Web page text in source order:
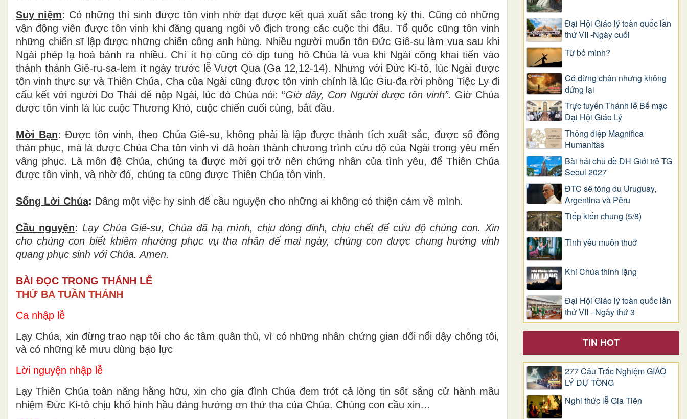
Suy niệm: Có những thí sinh được tôn vinh nhờ đạt được kết quả xuất sắc trong kỳ thi. Cũng có những
vận động viên được tôn vinh khi đăng quang ngôi vô địch trong các cuộc thi đấu. Tổ quốc cũng tôn vinh
những chiến sĩ lập được những chiến công anh hùng. Nhiều người muốn tôn Đức Giê-su làm vua sau khi
Ngài phép lạ hoá bánh ra nhiều. Chí ít họ cũng có dịp tung hô Chúa là vua khi Ngài công khai tiến vào
thành thánh Giê-ru-sa-lem ít ngày trước lễ Vượt Qua (Ga 12,12-14). Nhưng với Đức Ki-tô, lúc Ngài được
tôn vinh thực sự và Thiên Chúa, Cha của Ngài cũng được tôn vinh chính là lúc Giu-đa rời phòng Tiệc Ly đi
cấu kếtvới người Do Thái để nộp Ngài, lúc đó Chúa nói:“Giờ đây, Con Người được tôn vinh”. Giờ Chúa
được tôn vinh là lúc cuộc Thương Khó, cuộc chiến cuối cùng, bắt đầu.
Mời Bạn: Được tôn vinh, theo Chúa Giê-su, không phải là lập được thành tích xuất sắc, được số đông
thán phục, mà là được Chúa Cha tôn vinh vì đã hoàn thành chương trình cứu độ của Ngài trong yêu mến
vâng phục. Là môn đệ Chúa, chúng ta được mời gọi trở nên chứng nhân của tình yêu, để Thiên Chúa
được tôn vinh, và nhờ đó, chúng ta cũng được Thiên Chúa tôn vinh.
Sống Lời Chúa: Dâng một việc hy sinh để cầu nguyện cho những ai không có thiện cảm về mình.
Cầu nguyện: Lạy Chúa Giê-su, Chúa đã hạ mình, chịu đóng đinh, chịu chết để cứu độ chúng con. Xin
cho chúng con biết khiêm nhường phục vụ tha nhân để mai ngày, chúng con được chung hưởng vinh
quang phục sinh với Chúa. Amen.
BÀI ĐỌC TRONG THÁNH LỄ
THỨ BA TUẦN THÁNH
Ca nhập lễ
Lạy Chúa, xin đừng trao nạp tôi cho ác tâm quân thù, vì có những nhân chứng gian dối nổi dậy chống tôi,
và có những kẻ mưu dùng bạo lực
Lời nguyện nhập lễ
Lạy Thiên Chúa toàn năng hằng hữu, xin cho gia đình Chúa đem trót cả lòng tin sốt sắng cử hành mầu
nhiệm Ðức Ki-tô chịu khổ hình hầu đáng hưởng ơn thứ tha của Chúa. Chúng con cầu xin…
Đại Hội Giáo lý toàn quốc lần
thứ VII -Ngày cuối
Từ bỏ mình?
Có dừng chân nhưng không
đứng lại
Trực tuyến Thánh lễ Bế mạc
Đại Hội Giáo Lý
Thông điệp Magnifica
Humanitas
Bài hát chủ đề ĐH Giới trẻ TG
Seoul 2027
ĐTC sẽ tông du Uruguay,
Argentina và Pêru
Tiếp kiến chung (5/8)
Tình yêu muôn thuở
Khi Chúa thinh lặng
Đại Hội Giáo lý toàn quốc lần
thứ VII - Ngày thứ 3
TIN HOT
277 Câu Trắc Nghiệm GIÁO
LÝ DỰ TÒNG
Nghi thức lễ Gia Tiên